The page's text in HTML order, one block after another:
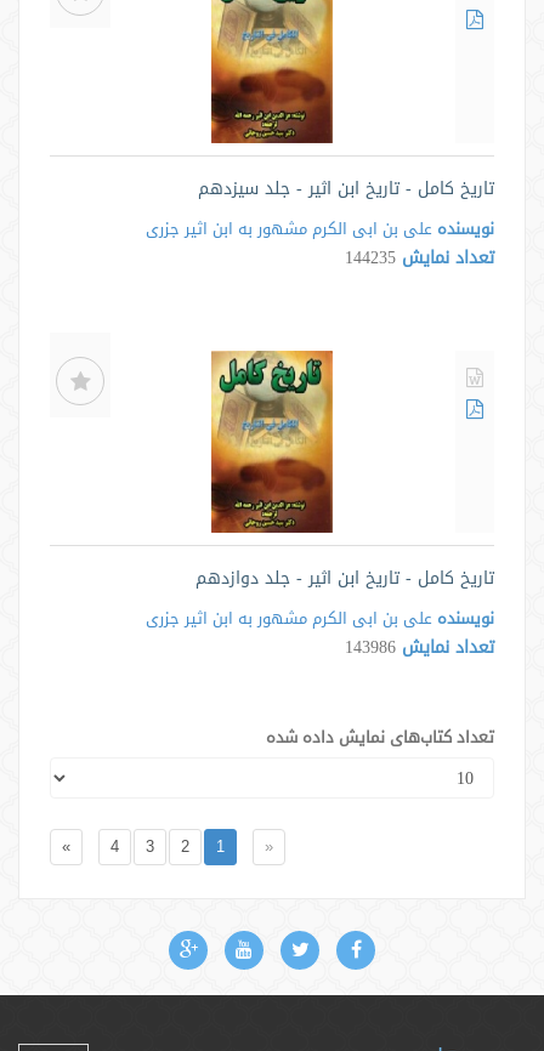
تاریخ کامل - تاریخ ابن اثیر - جلد سیزدهم
نویسنده علی بن ابی الکرم مشهور به ابن اثیر جزری
تعداد نمایش 144235
تاریخ کامل - تاریخ ابن اثیر - جلد دوازدهم
نویسنده علی بن ابی الکرم مشهور به ابن اثیر جزری
تعداد نمایش 143986
تعداد کتاب‌های نمایش داده شده
«
1
2
3
4
»